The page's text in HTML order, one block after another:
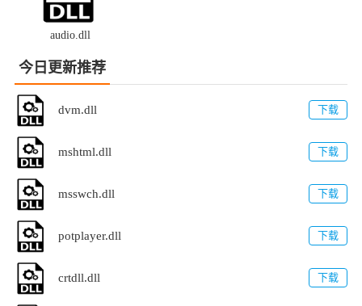
audio.dll
今日更新推荐
dvm.dll 下载
mshtml.dll 下载
msswch.dll 下载
potplayer.dll 下载
crtdll.dll 下载